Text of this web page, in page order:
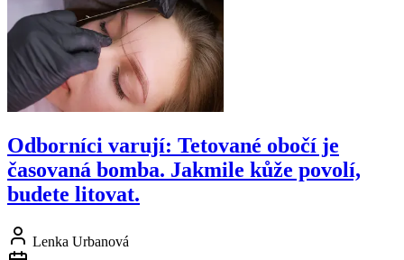
Odborníci varují: Tetované obočí je
časovaná bomba. Jakmile kůže povolí,
budete litovat.
Lenka Urbanová